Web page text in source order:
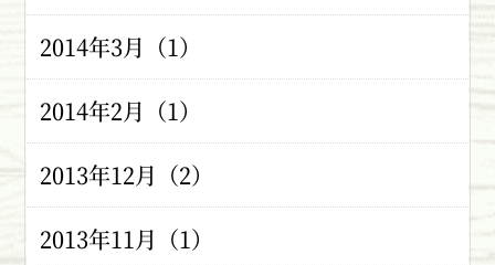
2014年3月（1）
2014年2月（1）
2013年12月（2）
2013年11月（1）